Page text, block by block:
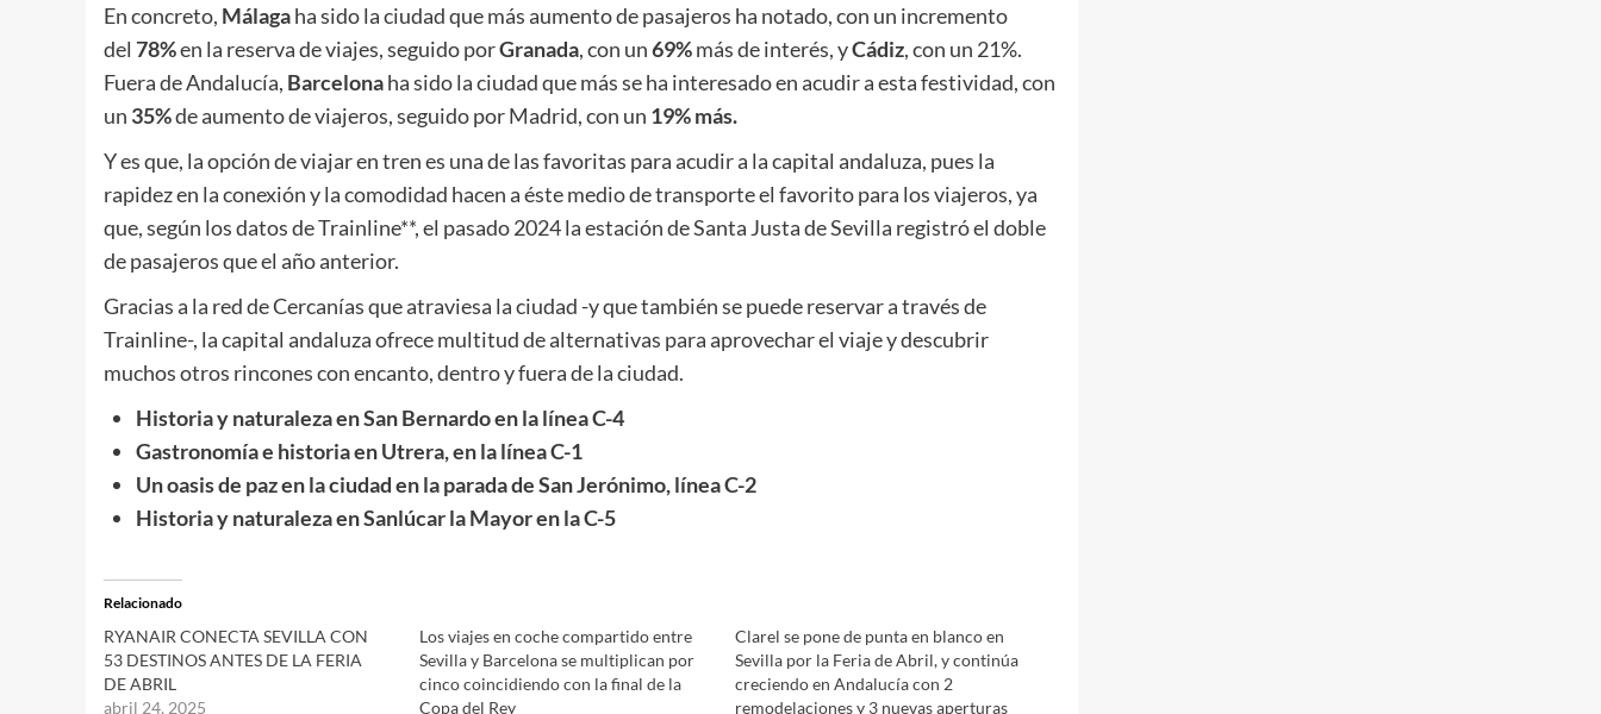
En concreto, Málagaha sido la ciudad que más aumento de pasajeros ha notado, con un incremento
del 78%en la reserva de viajes, seguido porGranada, con un69%más de interés, yCádiz, con un 21%.
Fuera de Andalucía, Barcelonaha sido la ciudad que más se ha interesado en acudir a esta festividad, con
un 35%de aumento de viajeros, seguido por Madrid, con un 19% más.
Y es que, la opción de viajar en tren es una de las favoritas para acudir a la capital andaluza, pues la
rapidez en la conexión y la comodidad hacen a éste medio de transporte el favorito para los viajeros, ya
que, según los datos de Trainline**, el pasado 2024 la estación de Santa Justa de Sevilla registró el doble
de pasajeros que el año anterior.
Gracias a la red de Cercanías que atraviesa la ciudad -y que también se puede reservar a través de
Trainline-, la capital andaluza ofrece multitud de alternativas para aprovechar el viaje y descubrir
muchos otros rincones con encanto, dentro y fuera de la ciudad.
Historia y naturaleza en San Bernardo en la línea C-4
Gastronomía e historia en Utrera, en la línea C-1
Un oasis de paz en la ciudad en la parada de San Jerónimo, línea C-2
Historia y naturaleza en Sanlúcar la Mayor en la C-5
Relacionado
RYANAIR CONECTA SEVILLA CON
53 DESTINOS ANTES DE LA FERIA
DE ABRIL
abril 24, 2025
Los viajes en coche compartido entre
Sevilla y Barcelona se multiplican por
cinco coincidiendo con la final de la
Copa del Rey
Clarel se pone de punta en blanco en
Sevilla por la Feria de Abril, y continúa
creciendo en Andalucía con 2
remodelaciones y 3 nuevas aperturas